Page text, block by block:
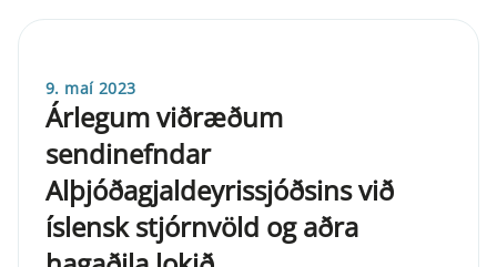
9. maí 2023
Árlegum viðræðum
sendinefndar
Alþjóðagjaldeyrissjóðsins við
íslensk stjórnvöld og aðra